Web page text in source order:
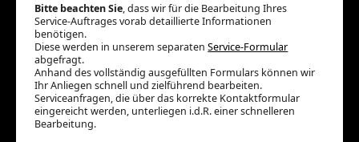
Bitte beachten Sie, dass wir für die Bearbeitung Ihres
Service-Auftrages vorab detaillierte Informationen
benötigen.
Diese werden in unserem separatenService-Formular
abgefragt.
Anhand des vollständig ausgefüllten Formulars können wir
Ihr Anliegen schnell und zielführend bearbeiten.
Serviceanfragen, die über das korrekte Kontaktformular
eingereicht werden, unterliegen i.d.R. einer schnelleren
Bearbeitung.